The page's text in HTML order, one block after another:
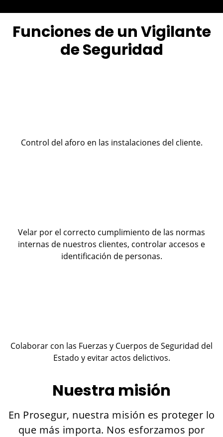
Funciones de un Vigilante
de Seguridad
Control del aforo en las instalaciones del cliente.
Velar por el correcto cumplimiento de las normas
internas de nuestros clientes, controlar accesos e
identificación de personas.
Colaborar con las Fuerzas y Cuerpos de Seguridad del
Estado y evitar actos delictivos.
Nuestra misión
En Prosegur, nuestra misión es proteger lo
que más importa. Nos esforzamos por